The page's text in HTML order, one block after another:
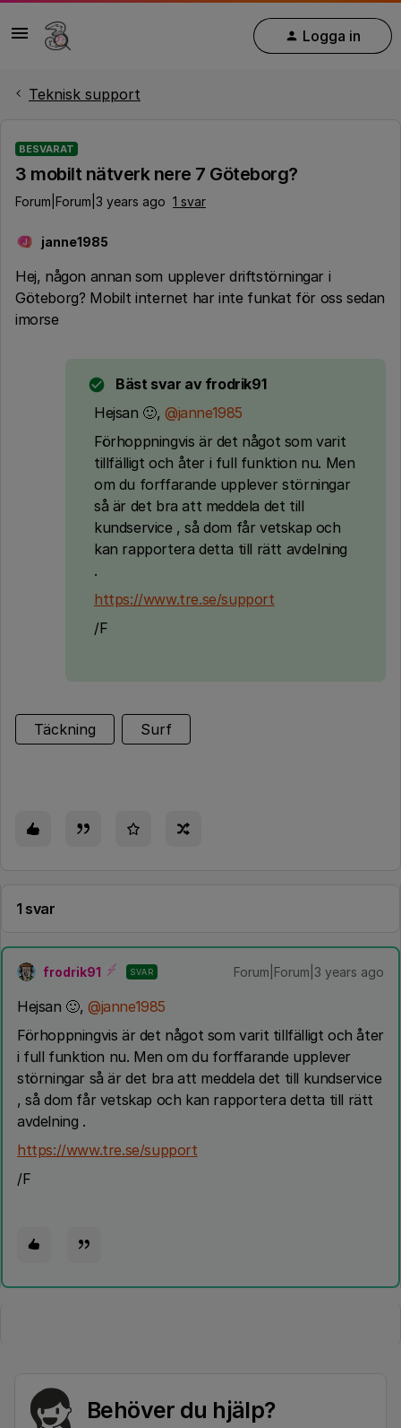
Logga in
Teknisk support
BESVARAT
3 mobilt nätverk nere 7 Göteborg?
Forum|Forum|3 years ago 1 svar
J janne1985
Hej, någon annan som upplever driftstörningar i
Göteborg? Mobilt internet har inte funkat för oss sedan
imorse
Bäst svar av frodrik91
Hejsan 🙂, @janne1985
Förhoppningvis är det något som varit
tillfälligt och åter i full funktion nu. Men
om du forffarande upplever störningar
så är det bra att meddela det till
kundservice , så dom får vetskap och
kan rapportera detta till rätt avdelning
.
https://www.tre.se/support
/F
Täckning Surf
1 svar
frodrik91 SVAR Forum|Forum|3 years ago
Hejsan 🙂, @janne1985
Förhoppningvis är det något som varit tillfälligt och åter
i full funktion nu. Men om du forffarande upplever
störningar så är det bra att meddela det till kundservice
, så dom får vetskap och kan rapportera detta till rätt
avdelning .
https://www.tre.se/support
/F
Behöver du hjälp?